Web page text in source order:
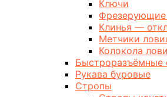
Ключи
Фрезерующие
Клинья —
Метчики
Колокола
Быстроразъёмные
Рукава буровые
Стропы